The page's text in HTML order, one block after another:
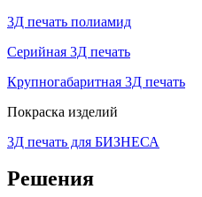
3Д печать полиамид
Серийная 3Д печать
Крупногабаритная 3Д печать
Покраска изделий
3Д печать для БИЗНЕСА
Решения